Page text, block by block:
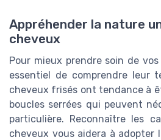
Appréhender la nature
cheveux
Pour mieux prendre soin de vos
essentiel de comprendre leur
cheveux frisés ont tendance à
boucles serrées qui peuvent
particulière. Reconnaître les
cheveux vous aidera à adopter